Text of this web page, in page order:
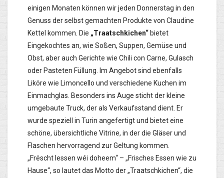
einigen Monaten können wir jeden Donnerstag in den
Genuss der selbst gemachten Produkte von Claudine
Kettel kommen. Die „Traatschkichen“ bietet
Eingekochtes an, wie Soßen, Suppen, Gemüse und
Obst, aber auch Gerichte wie Chili con Carne, Gulasch
oder Pasteten Füllung. Im Angebot sind ebenfalls
Liköre wie Limoncello und verschiedene Kuchen im
Einmachglas. Besonders ins Auge sticht der kleine
umgebaute Truck, der als Verkaufsstand dient. Er
wurde speziell in Turin angefertigt und bietet eine
schöne, übersichtliche Vitrine, in der die Gläser und
Flaschen hervorragend zur Geltung kommen.
„Frëscht Iessen wéi doheem“ – „Frisches Essen wie zu
Hause“, so lautet das Motto der „Traatschkichen“, die